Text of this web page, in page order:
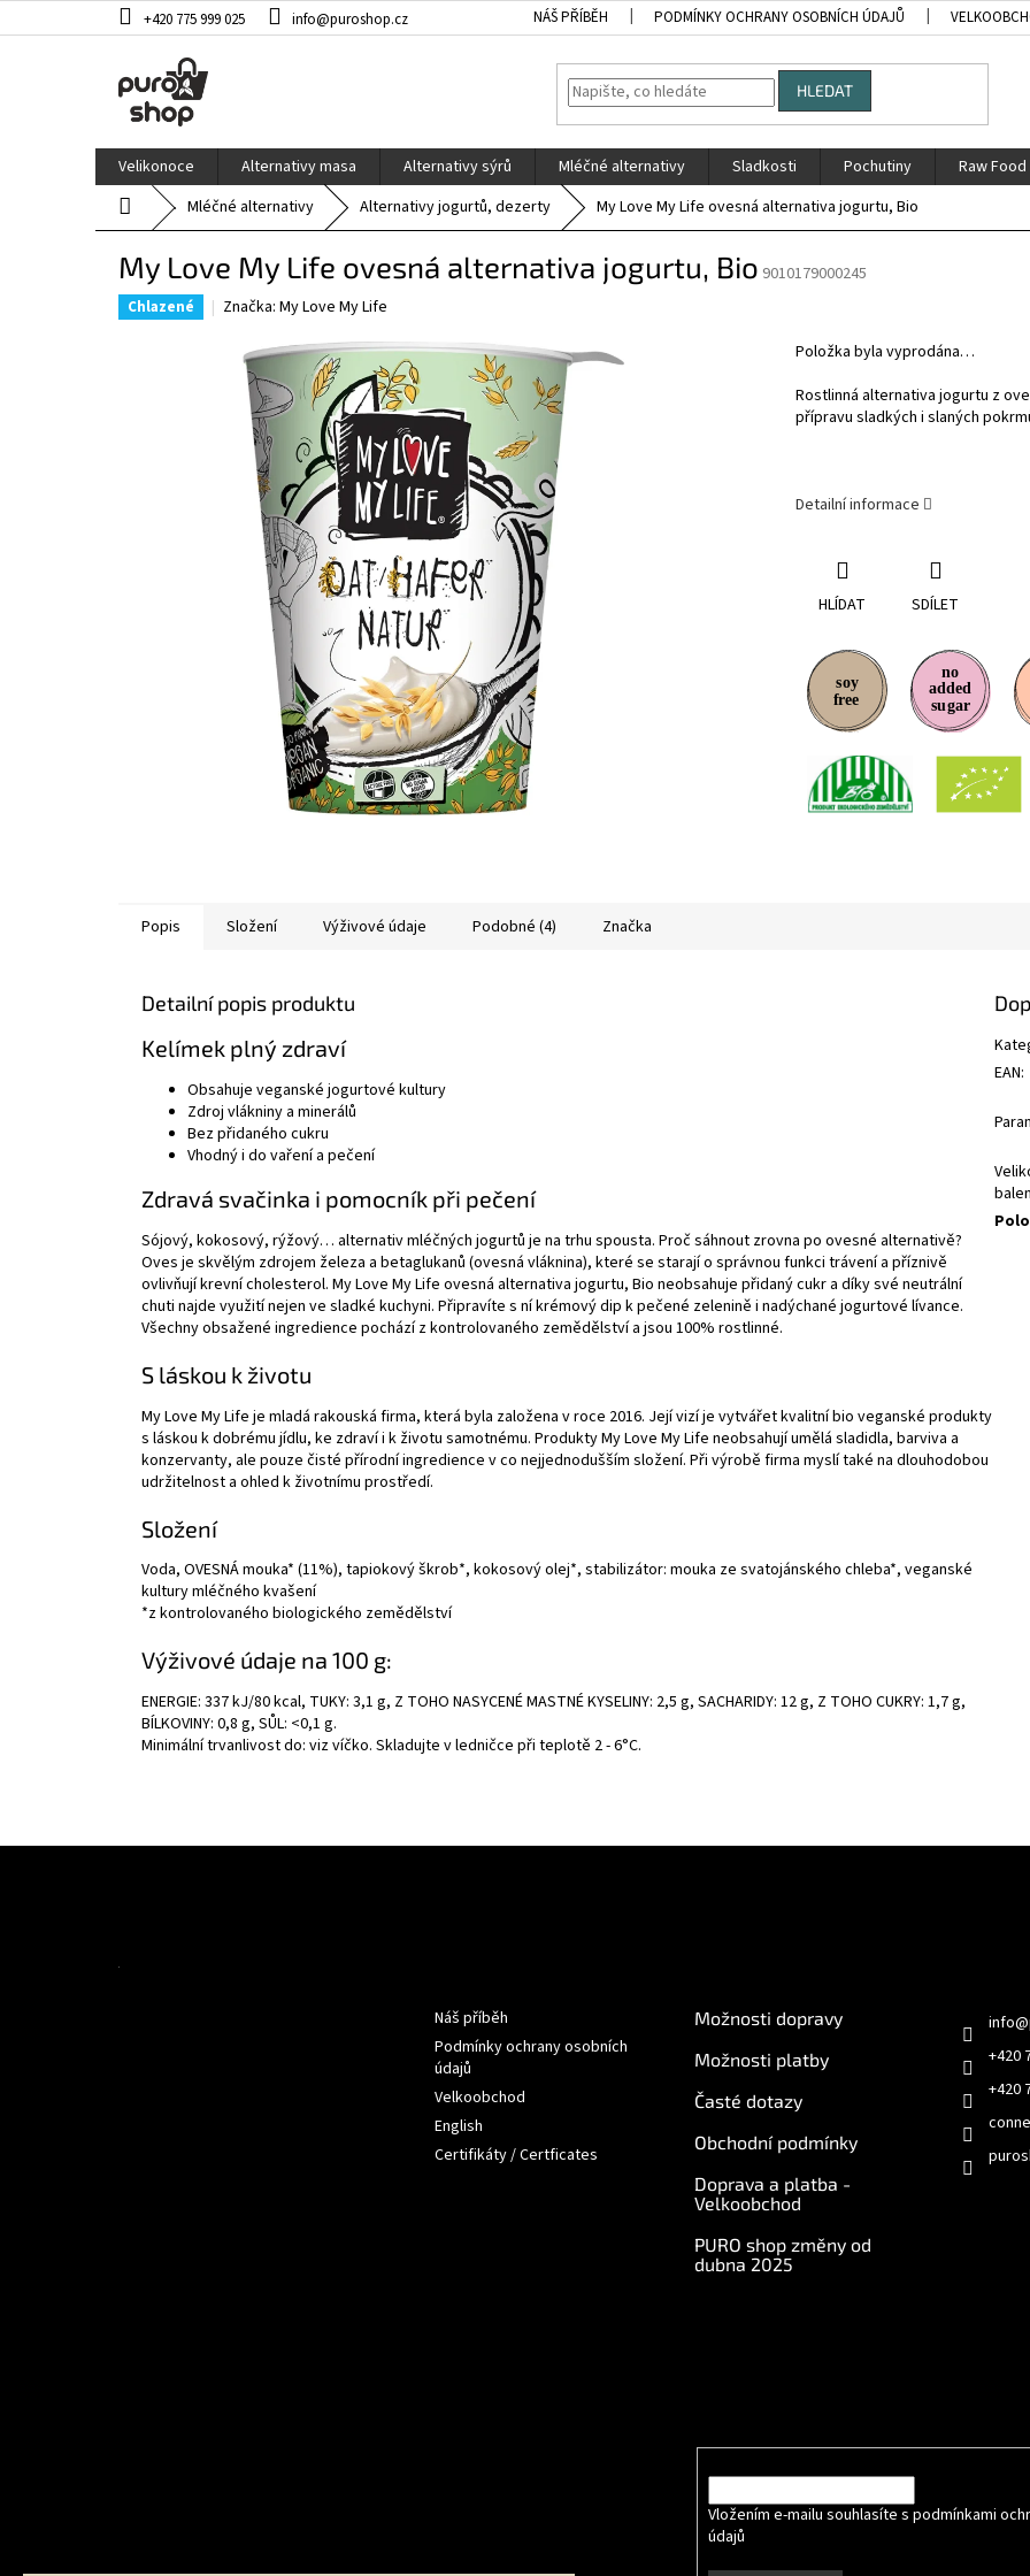
na
+420 775 999 025 info@puroshop.cz NÁŠ PŘÍBĚH PODMÍNKY OCHRANY OSOBNÍCH ÚDAJŮ
HLEDAT
Velikonoce Alternativy masa Alternativy sýrů Mléčné alternativy Sladkosti Pochutiny Raw Food
Domů Mléčné alternativy Alternativy jogurtů, dezerty My Love My Life ovesná alternativa jogurtu, Bio
My Love My Life ovesná alternativa jogurtu, Bio 9010179000245
Chlazené Značka: My Love My Life
Položka byla vyprodána…
Rostlinná alternativa jogurtu z
přípravu sladkých i slaných
Detailní informace
HLÍDAT SDÍLET
Popis Složení Výživové údaje Podobné (4) Značka
Detailní popis produktu
Kelímek plný zdraví
Obsahuje veganské jogurtové kultury
Zdroj vlákniny a minerálů
Bez přidaného cukru
Vhodný i do vaření a pečení
Zdravá svačinka i pomocník při pečení
Sójový, kokosový, rýžový… alternativ mléčných jogurtů je na trhu spousta. Proč sáhnout zrovna po ovesné alternativě?
Oves je skvělým zdrojem železa a betaglukanů (ovesná vláknina), které se starají o správnou funkci trávení a příznivě
ovlivňují krevní cholesterol. My Love My Life ovesná alternativa jogurtu, Bio neobsahuje přidaný cukr a díky své neutrální
chuti najde využití nejen ve sladké kuchyni. Připravíte s ní krémový dip k pečené zelenině i nadýchané jogurtové lívance.
Všechny obsažené ingredience pochází z kontrolovaného zemědělství a jsou 100% rostlinné.
S láskou k životu
My Love My Life je mladá rakouská firma, která byla založena v roce 2016. Její vizí je vytvářet kvalitní bio veganské produkty
s láskou k dobrému jídlu, ke zdraví i k životu samotnému. Produkty My Love My Life neobsahují umělá sladidla, barviva a
konzervanty, ale pouze čisté přírodní ingredience v co nejjednodušším složení. Při výrobě firma myslí také na dlouhodobou
udržitelnost a ohled k životnímu prostředí.
Složení
Voda, OVESNÁ mouka* (11%), tapiokový škrob*, kokosový olej*, stabilizátor: mouka ze svatojánského chleba*, veganské
kultury mléčného kvašení
*z kontrolovaného biologického zemědělství
Výživové údaje na 100 g:
ENERGIE: 337 kJ/80 kcal, TUKY: 3,1 g, Z TOHO NASYCENÉ MASTNÉ KYSELINY: 2,5 g, SACHARIDY: 12 g, Z TOHO CUKRY: 1,7 g,
BÍLKOVINY: 0,8 g, SŮL: <0,1 g.
Minimální trvanlivost do: viz víčko. Skladujte v ledničce při teplotě 2 - 6°C.
EAN:
Náš příběh
Podmínky ochrany osobních
údajů
Velkoobchod
English
Certifikáty / Certficates
Možnosti dopravy
Možnosti platby
Časté dotazy
Obchodní podmínky
Doprava a platba -
Velkoobchod
PURO shop změny od
dubna 2025
info@
+420
+420
Vložením e-mailu souhlasíte s podmínkami
údajů